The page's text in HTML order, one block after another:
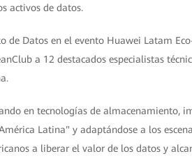
activos de datos.
de Datos en el evento Huawei Latam
a 12 destacados especialistas
en tecnologías de almacenamiento,
Latina" y adaptándose a los
a liberar el valor de los datos y